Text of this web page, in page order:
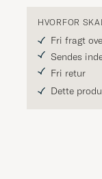
HVORFOR
Fri fragt
Sendes
Fri retur
Dette